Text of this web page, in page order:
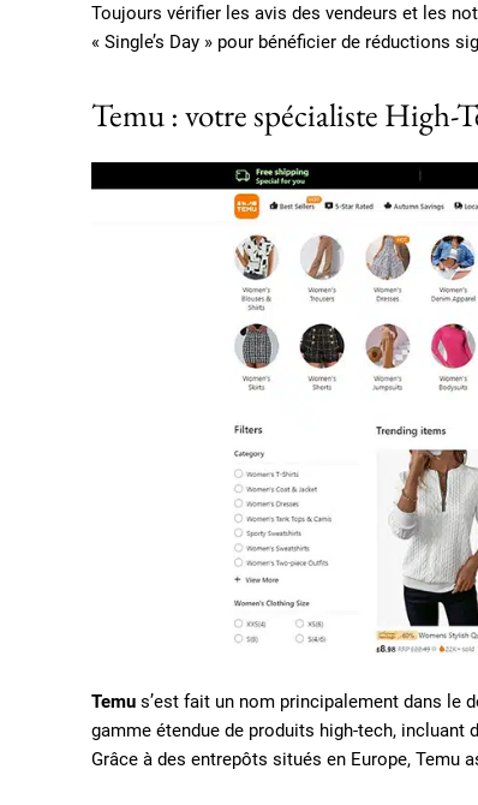
Toujours vérifier les avis des vendeurs et les
« Single’s Day » pour bénéficier de réductions
Temu : votre spécialiste High-
Temu s’est fait un nom principalement dans le
gamme étendue de produits high-tech,
Grâce à des entrepôts situés en Europe, Temu